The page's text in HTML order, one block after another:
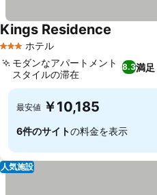
3 ホテルのランク
ホテル
Kings Residence
8.3満足
モダンなアパートメント
スタイルの滞在
最安値 ￥10,185
6件のサイトの料金を表示
人気施設